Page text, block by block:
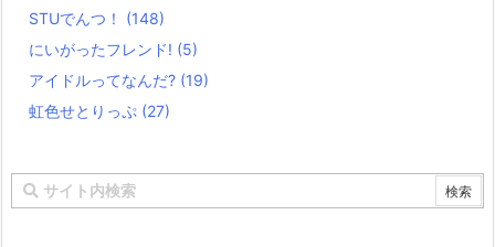
STUでんつ！ (148)
にいがったフレンド! (5)
アイドルってなんだ? (19)
虹色せとりっぷ (27)